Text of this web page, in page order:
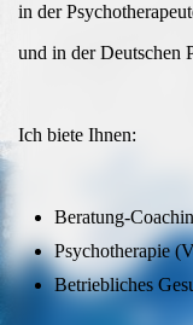
in der
und in der Deutschen
Ich biete Ihnen:
Beratung-
Psychotherapie
Betriebliches